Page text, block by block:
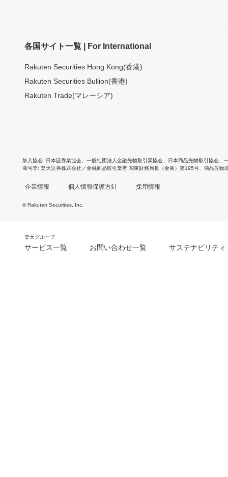
各国サイト一覧 | For International
Rakuten Securities Hong Kong(香港)
Rakuten Securities Bullion(香港)
Rakuten Trade(マレーシア)
加入協会 日本証券業協会 一般社団法人金融先物取引業協会 日本商品先物取引協会
商号等 楽天証券株式会社／金融商品取引業者 関東財務局長（金商）第195号、商品先物
企業情報 個人情報保護方針 採用情報
© Rakuten Securities, Inc.
楽天グループ
サービス一覧 お問い合わせ一覧 サステナビリティ